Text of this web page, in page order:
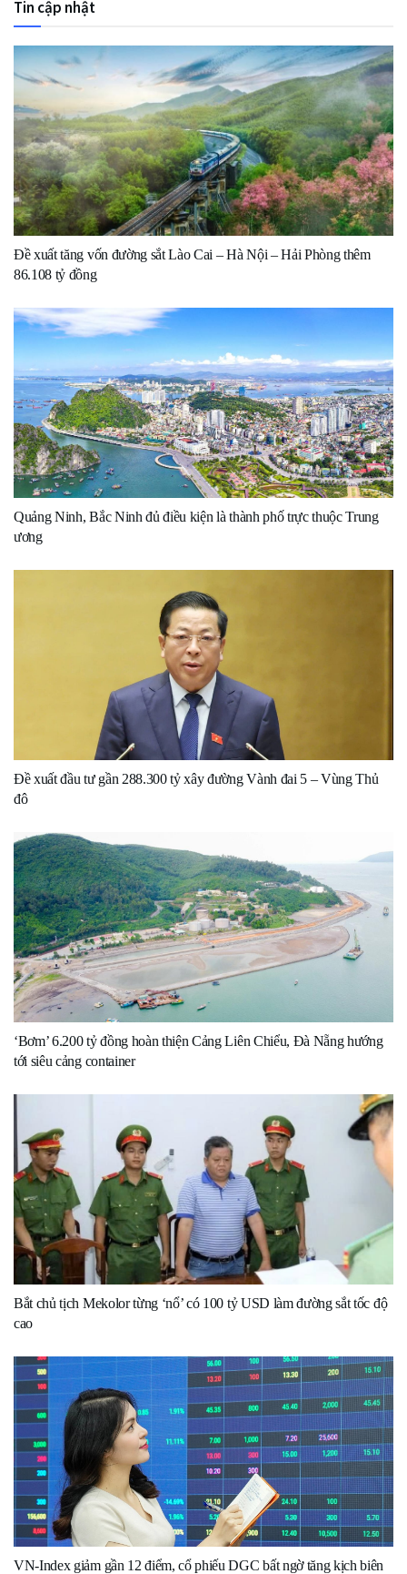
Tin cập nhật
Đề xuất tăng vốn đường sắt Lào Cai – Hà Nội – Hải Phòng thêm
86.108 tỷ đồng
Quảng Ninh, Bắc Ninh đủ điều kiện là thành phố trực thuộc Trung
ương
Đề xuất đầu tư gần 288.300 tỷ xây đường Vành đai 5 – Vùng Thủ
đô
‘Bơm’ 6.200 tỷ đồng hoàn thiện Cảng Liên Chiểu, Đà Nẵng hướng
tới siêu cảng container
Bắt chủ tịch Mekolor từng ‘nổ’ có 100 tỷ USD làm đường sắt tốc độ
cao
VN-Index giảm gần 12 điểm, cổ phiếu DGC bất ngờ tăng kịch biên